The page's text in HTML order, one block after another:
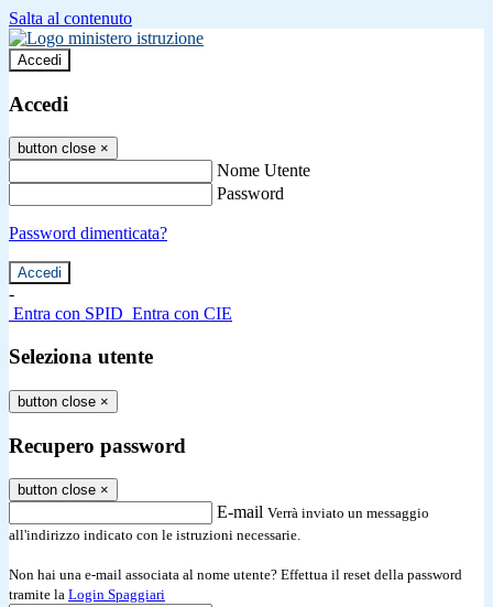
Salta al contenuto
Accedi
Accedi
button close ×
Nome Utente
Password
Password dimenticata?
-
Entra con SPID Entra con CIE
Seleziona utente
button close ×
Recupero password
button close ×
E-mail Verrà inviato un messaggio
all'indirizzo indicato con le istruzioni necessarie.
Non hai una e-mail associata al nome utente? Effettua il reset della password
tramite la Login Spaggiari